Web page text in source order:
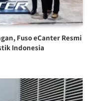
Fuso eCanter Resmi
Indonesia